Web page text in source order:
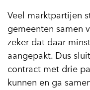
Veel marktpartijen
gemeenten samen
zeker dat daar
aangepakt. Dus
contract met drie
kunnen en ga